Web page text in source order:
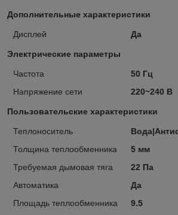
Дополнительные характеристики
Дисплей Да
Электрические параметры
Частота
50 Гц
Напряжение сети
220~240 В
Пользовательские характеристики
Теплоноситель
Толщина теплообменника
5 мм
Требуемая дымовая тяга
22 Па
Автоматика
Да
Площадь теплообменника
9.5